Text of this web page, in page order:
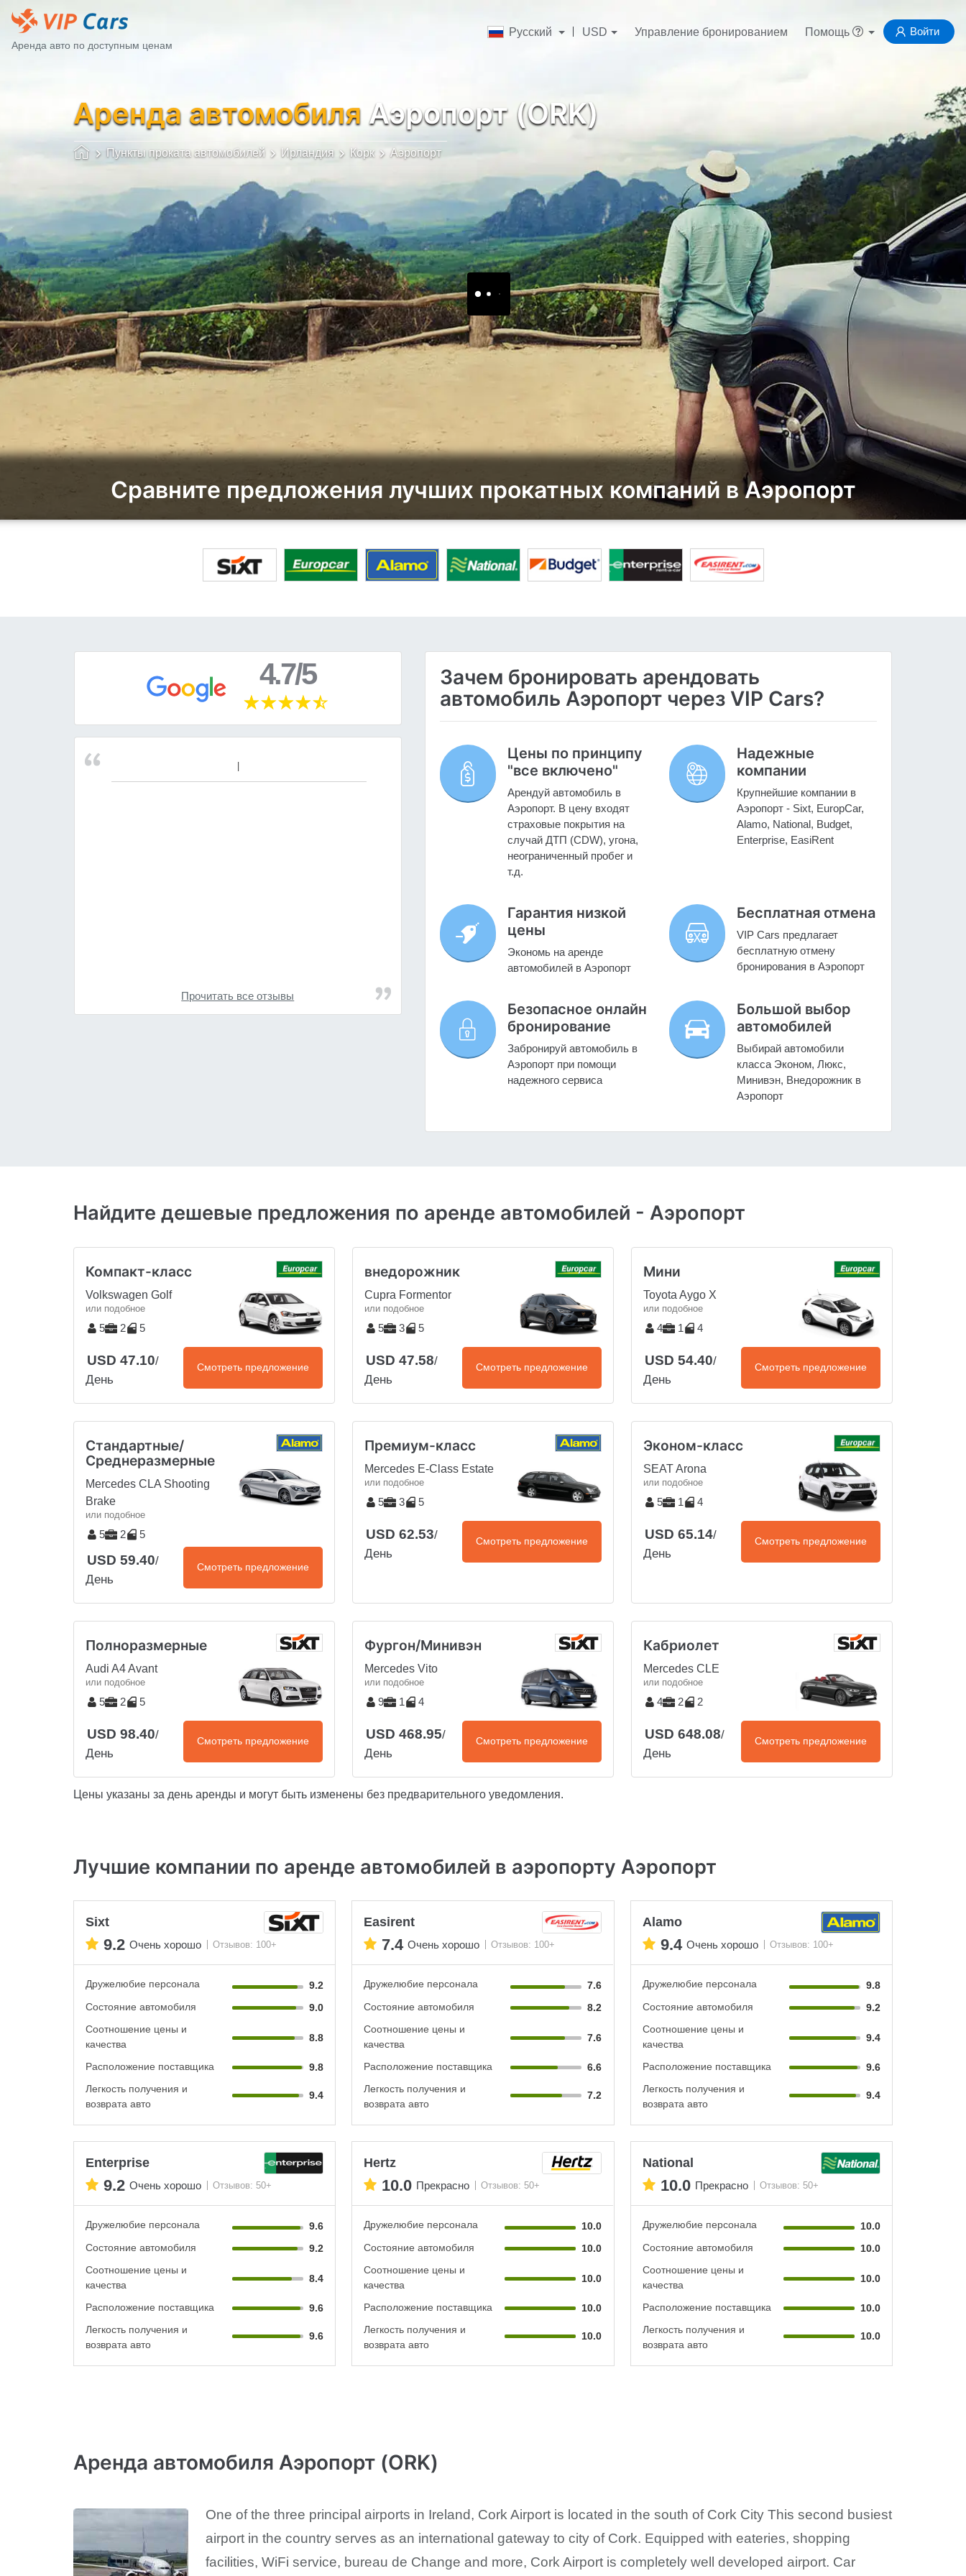
Аренда авто по доступным ценам
Русский USD Управление бронированием Помощь Войти
Аренда автомобиля Аэропорт (ORK)
Пункты проката автомобилей Ирландия Корк Аэропорт
Сравните предложения лучших прокатных компаний в Аэропорт
4.7/5
Прочитать все отзывы
Зачем бронировать арендовать
автомобиль Аэропорт через VIP Cars?
Цены по принципу
"все включено"
Арендуй автомобиль в
Аэропорт. В цену входят
страховые покрытия на
случай ДТП (CDW), угона,
неограниченный пробег и
т.д.
Надежные
компании
Крупнейшие компании в
Аэропорт - Sixt, EuropCar,
Alamo, National, Budget,
Enterprise, EasiRent
Гарантия низкой
цены
Экономь на аренде
автомобилей в Аэропорт
Бесплатная отмена
VIP Cars предлагает
бесплатную отмену
бронирования в Аэропорт
Безопасное онлайн
бронирование
Забронируй автомобиль в
Аэропорт при помощи
надежного сервиса
Большой выбор
автомобилей
Выбирай автомобили
класса Эконом, Люкс,
Минивэн, Внедорожник в
Аэропорт
Найдите дешевые предложения по аренде автомобилей - Аэропорт
Компакт-класс
Volkswagen Golf
или подобное
5 2 5
USD 47.10/
День
Смотреть предложение
внедорожник
Cupra Formentor
или подобное
5 3 5
USD 47.58/
День
Смотреть предложение
Мини
Toyota Aygo X
или подобное
4 1 4
USD 54.40/
День
Смотреть предложение
Стандартные/
Среднеразмерные
Mercedes CLA Shooting
Brake
или подобное
5 2 5
USD 59.40/
День
Смотреть предложение
Премиум-класс
Mercedes E-Class Estate
или подобное
5 3 5
USD 62.53/
День
Смотреть предложение
Эконом-класс
SEAT Arona
или подобное
5 1 4
USD 65.14/
День
Смотреть предложение
Полноразмерные
Audi A4 Avant
или подобное
5 2 5
USD 98.40/
День
Смотреть предложение
Фургон/Минивэн
Mercedes Vito
или подобное
9 1 4
USD 468.95/
День
Смотреть предложение
Кабриолет
Mercedes CLE
или подобное
4 2 2
USD 648.08/
День
Смотреть предложение
Цены указаны за день аренды и могут быть изменены без предварительного уведомления.
Лучшие компании по аренде автомобилей в аэропорту Аэропорт
Sixt
9.2 Очень хорошо Отзывов: 100+
Дружелюбие персонала
9.2
Состояние автомобиля
9.0
Соотношение цены и
качества
8.8
Расположение поставщика
9.8
Легкость получения и
возврата авто
9.4
Easirent
7.4 Очень хорошо Отзывов: 100+
Дружелюбие персонала
7.6
Состояние автомобиля
8.2
Соотношение цены и
качества
7.6
Расположение поставщика
6.6
Легкость получения и
возврата авто
7.2
Alamo
9.4 Очень хорошо Отзывов: 100+
Дружелюбие персонала
9.8
Состояние автомобиля
9.2
Соотношение цены и
качества
9.4
Расположение поставщика
9.6
Легкость получения и
возврата авто
9.4
Enterprise
9.2 Очень хорошо Отзывов: 50+
Дружелюбие персонала
9.6
Состояние автомобиля
9.2
Соотношение цены и
качества
8.4
Расположение поставщика
9.6
Легкость получения и
возврата авто
9.6
Hertz
10.0 Прекрасно Отзывов: 50+
Дружелюбие персонала
10.0
Состояние автомобиля
10.0
Соотношение цены и
качества
10.0
Расположение поставщика
10.0
Легкость получения и
возврата авто
10.0
National
10.0 Прекрасно Отзывов: 50+
Дружелюбие персонала
10.0
Состояние автомобиля
10.0
Соотношение цены и
качества
10.0
Расположение поставщика
10.0
Легкость получения и
возврата авто
10.0
Аренда автомобиля Аэропорт (ORK)
One of the three principal airports in Ireland, Cork Airport is located in the south of Cork City This second busiest
airport in the country serves as an international gateway to city of Cork. Equipped with eateries, shopping
facilities, WiFi service, bureau de Change and more, Cork Airport is completely well developed airport. Car